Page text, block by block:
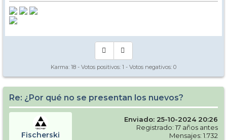
Karma: 18 - Votos positivos: 1 - Votos negativos: 0
Re: ¿Por qué no se presentan los nuevos?
Fischerski
Enviado: 25-10-2024 20:26
Registrado: 17 años antes
Mensajes: 1.732